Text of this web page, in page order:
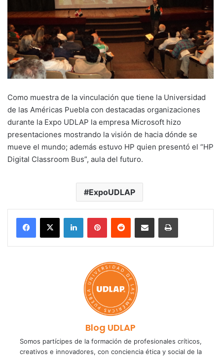
Como muestra de la vinculación que tiene la Universidad
de las Américas Puebla con destacadas organizaciones
durante la Expo UDLAP la empresa Microsoft hizo
presentaciones mostrando la visión de hacia dónde se
mueve el mundo; además estuvo HP quien presentó el “HP
Digital Classroom Bus”, aula del futuro.
ExpoUDLAP
LinkedInPinterestReddit Share via Email Print
Blog UDLAP
Somos partícipes de la formación de profesionales críticos,
creativos e innovadores, con conciencia ética y social de la